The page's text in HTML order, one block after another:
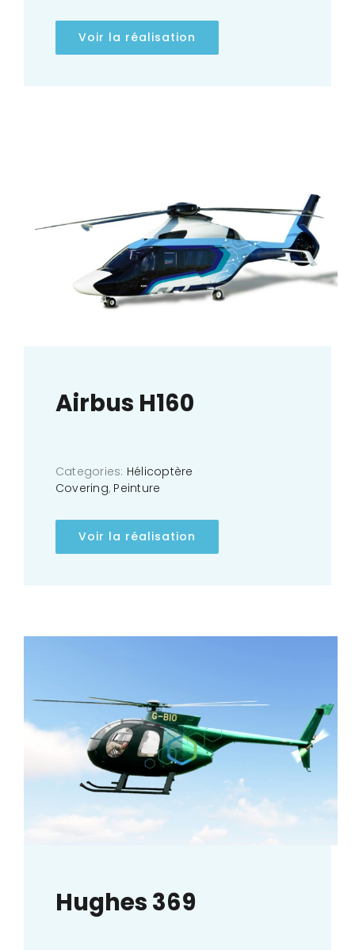
Voir la réalisation
Airbus H160
Categories: Hélicoptère
Covering, Peinture
Voir la réalisation
Hughes 369